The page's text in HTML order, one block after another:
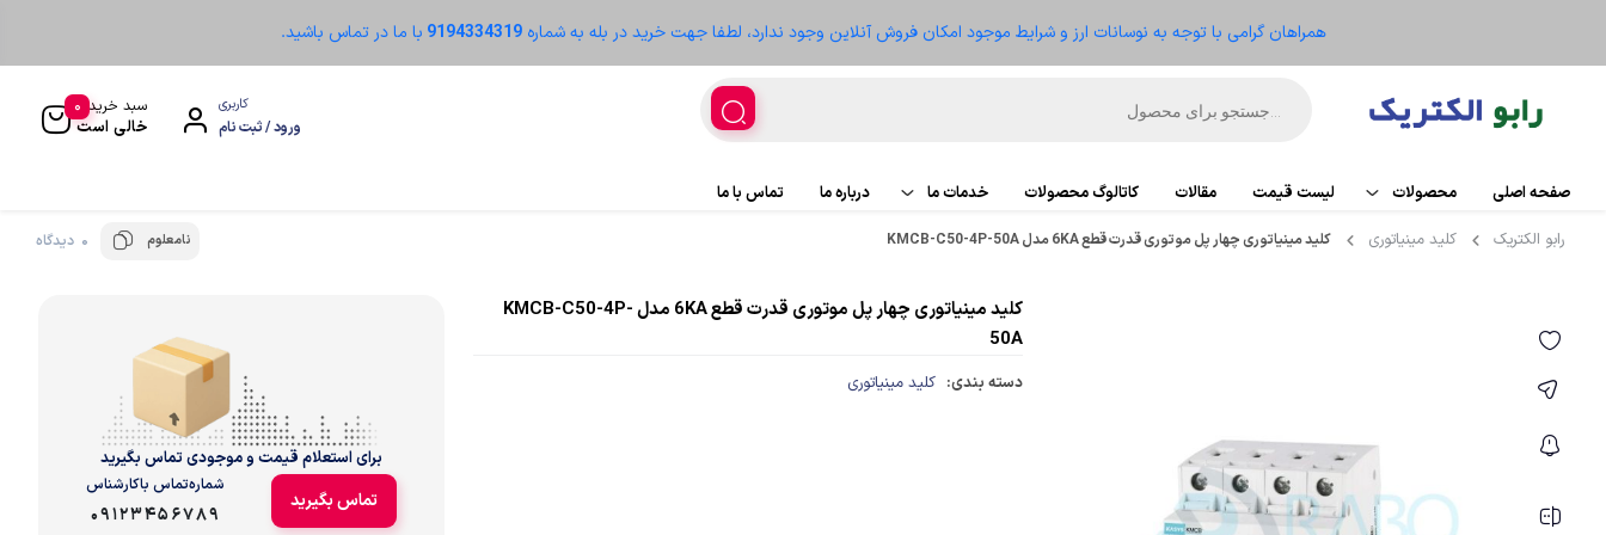
همراهان گرامی با توجه به نوسانات ارز و شرایط موجود امکان فروش آنلاین وجود ندارد، لطفا جهت خرید در بله به شماره9194334319 با ما در تماس باشید.
کاربری
ورود / ثبت نام
سبد خرید
خالی است
0
صفحه اصلی محصولات
اتوماسیون
تجهیزات کنترلر
لیست قیمت مقالات کاتالوگ محصولات خدمات ما
تعمیر تجهیزات
درباره ما
تماس با ما
رابو الکتریک
کلید مینیاتوری کلید مینیاتوری چهار پل موتوری قدرت قطع 6KA مدل KMCB-C50-4P-50A نامعلوم 0 دیدگاه
کلید مینیاتوری چهار پل موتوری قدرت قطع 6KA مدل KMCB-C50-4P-
50A
دسته بندی: کلید مینیاتوری
برای استعلام قیمت و موجودی تماس بگیرید
تماس بگیرید
شماره‌تماس‌ با‌کارشناس
09123456789